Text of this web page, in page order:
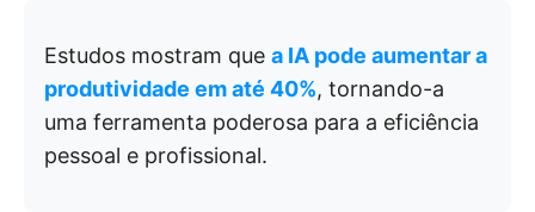
Estudos mostram que a IA pode aumentar a
produtividade em até 40%, tornando-a
uma ferramenta poderosa para a eficiência
pessoal e profissional.